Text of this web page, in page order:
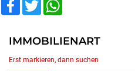
IMMOBILIENART
Erst markieren, dann suchen